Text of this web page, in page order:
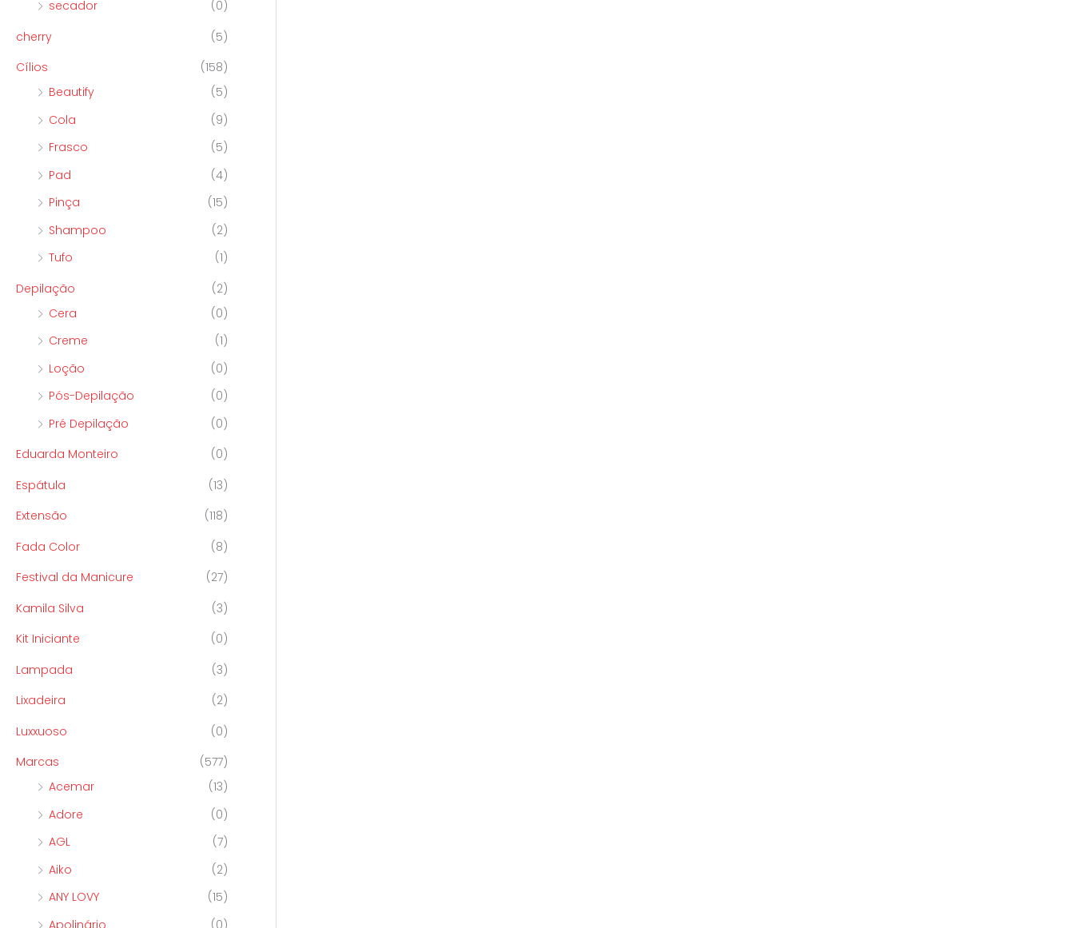
secador
(0)
cherry
(5)
Cílios
(158)
Beautify
(5)
Cola
(9)
Frasco
(5)
Pad
(4)
Pinça
(15)
Shampoo
(2)
Tufo
(1)
Depilação
(2)
Cera
(0)
Creme
(1)
Loção
(0)
Pós-Depilação
(0)
Pré Depilação
(0)
Eduarda Monteiro
(0)
Espátula
(13)
Extensão
(118)
Fada Color
(8)
Festival da Manicure
(27)
Kamila Silva
(3)
Kit Iniciante
(0)
Lampada
(3)
Lixadeira
(2)
Luxxuoso
(0)
Marcas
(577)
Acemar
(13)
Adore
(0)
AGL
(7)
Aiko
(2)
ANY LOVY
(15)
Apolinário
(0)